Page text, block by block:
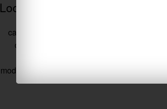
Locução Substantiva
caso_locativo
cachaça_do_coração
modo_dórico